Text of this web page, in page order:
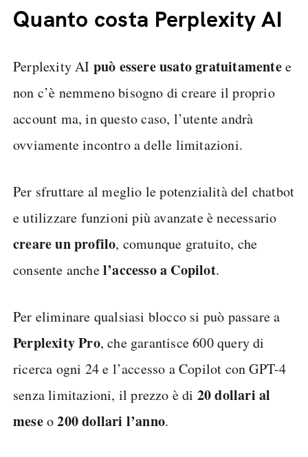
Quanto costa Perplexity AI
Perplexity AI può essere usato gratuitamentee
non c’è nemmeno bisogno di creare il proprio
account ma, in questo caso, l’utente andrà
ovviamente incontro a delle limitazioni.
Per sfruttare al meglio le potenzialità del chatbot
e utilizzare funzioni più avanzate è necessario
creare un profilo, comunque gratuito, che
consente anchel’accesso a Copilot.
Per eliminare qualsiasi blocco si può passare a
Perplexity Pro, che garantisce 600 query di
ricerca ogni 24 e l’accesso a Copilot con GPT-4
senza limitazioni, il prezzo è di 20 dollari al
meseo200 dollari l’anno.